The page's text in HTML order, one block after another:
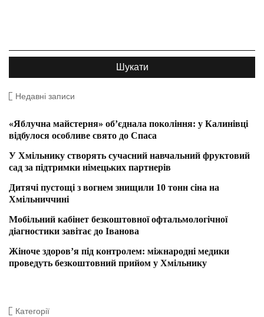
Недавні записи
«Яблучна майстерня» об’єднала покоління: у Калинівці
відбулося особливе свято до Спаса
У Хмільнику створять сучасний навчальний фруктовий
сад за підтримки німецьких партнерів
Дитячі пустощі з вогнем знищили 10 тонн сіна на
Хмільниччині
Мобільний кабінет безкоштовної офтальмологічної
діагностики завітає до Іванова
Жіноче здоров’я під контролем: міжнародні медики
проведуть безкоштовний прийом у Хмільнику
Категорії